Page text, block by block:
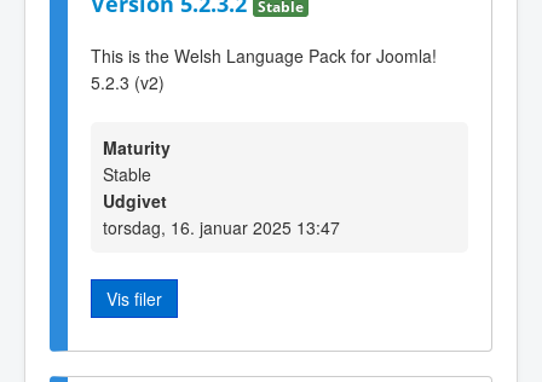
Stable
This is the Welsh Language Pack for Joomla!
5.2.3 (v2)
Maturity
Stable
Udgivet
torsdag, 16. januar 2025 13:47
Vis filer